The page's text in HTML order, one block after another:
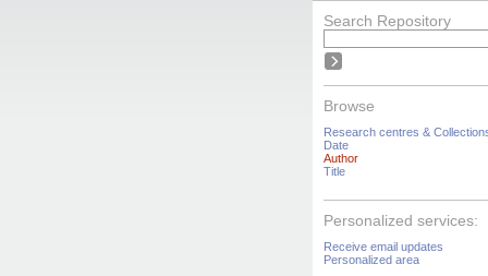
Search Repository
Browse
Research centres &
Date
Author
Title
Personalized services:
Receive email updates
Personalized area